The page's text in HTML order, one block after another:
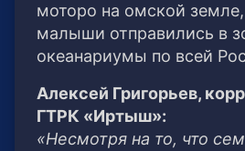
моторо на омской
малыши отправились в
океанариумы по всей
Алексей Григорьев,
ГТРК «Иртыш»:
«Несмотря на то, что